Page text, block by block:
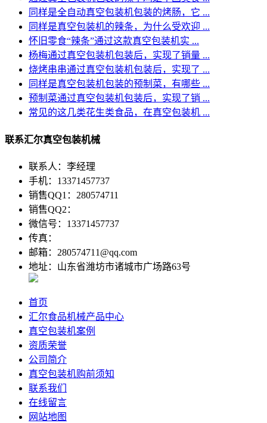
同样是全自动真空包装机包装的烤肠，它 ...
同样是真空包装机的辣条，为什么受欢迎 ...
怀旧零食“辣条”通过这款真空包装机实 ...
杨梅通过真空包装机包装后，实现了销量 ...
烧烤串串通过真空包装机包装后，实现了 ...
同样是真空包装机包装的预制菜，有哪些 ...
预制菜通过真空包装机包装后，实现了销 ...
常见的这几类花生类食品，在真空包装机 ...
联系汇尔真空包装机械
联系人：李经理
手机：13371457737
销售QQ1：280574711
销售QQ2：
微信号：13371457737
传真：
邮箱：280574711@qq.com
地址：山东省潍坊市诸城市广场路63号
首页
汇尔食品机械产品中心
真空包装机案例
资质荣誉
公司简介
真空包装机购前须知
联系我们
在线留言
网站地图